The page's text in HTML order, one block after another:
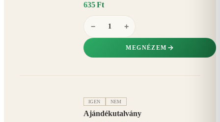
635 Ft
− +
MEGNÉZEM
IGEN NEM
Ajándékutalvány